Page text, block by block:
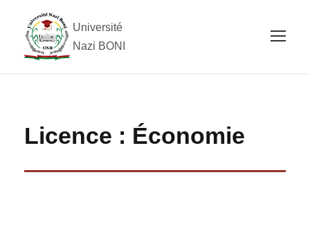
Université
Nazi BONI
Licence : Économie